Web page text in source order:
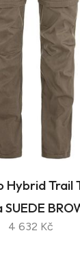
Hybrid Trail
4 632 Kč